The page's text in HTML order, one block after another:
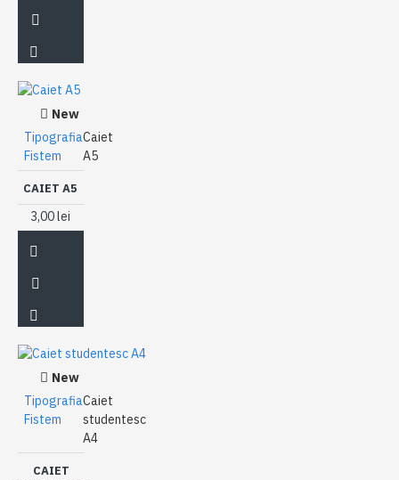
New
Tipografia
Fistem
Caiet
A5
CAIET A5
3,00 lei
New
Tipografia
Fistem
Caiet
studentesc
A4
CAIET